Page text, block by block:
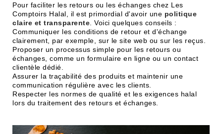
Pour faciliter les retours ou les échanges chez Les
Comptoirs Halal, il est primordial d'avoir une politique
claire et transparente . Voici quelques conseils :
Communiquer les conditions de retour et d'échange
clairement, par exemple, sur le site web ou sur les reçus.
Proposer un processus simple pour les retours ou
échanges, comme un formulaire en ligne ou un contact
clientèle dédié.
Assurer la traçabilité des produits et maintenir une
communication régulière avec les clients.
Respecter les normes de qualité et les exigences halal
lors du traitement des retours et échanges.